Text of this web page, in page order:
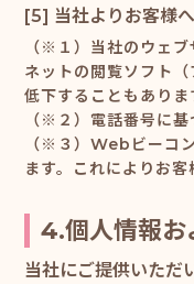
[5] 当社よりお客様
（※１）当社のウェ
ネットの閲覧ソフト
低下することもありま
（※２）電話番号に基
（※３）Webビーコ
ます。これによりお
4.個人情報お
当社にご提供いただ